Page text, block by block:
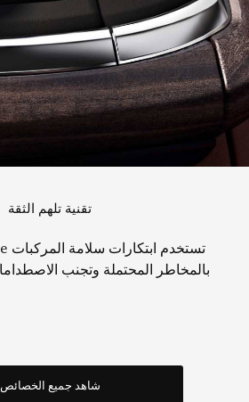
تقنية تلهم الثقة
بالمخاطر المحتملة وتجنب
شاهد جميع الخصائص